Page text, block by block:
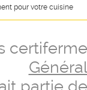
pour votre cuisine